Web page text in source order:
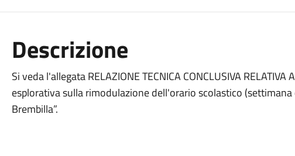
Descrizione
Si veda l'allegata RELAZIONE TECNICA CONCLUSIVA RELATIVA
esplorativa sulla rimodulazione dell'orario scolastico
Brembilla”.